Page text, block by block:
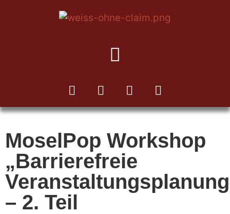
MoselPop Workshop
„Barrierefreie
– 2. Teil